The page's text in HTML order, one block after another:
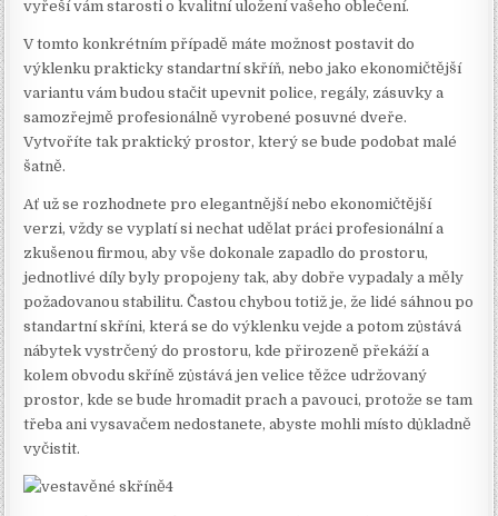
vyřeší vám starosti o kvalitní uložení vašeho oblečení.
V tomto konkrétním případě máte možnost postavit do
výklenku prakticky standartní skříň, nebo jako ekonomičtější
variantu vám budou stačit upevnit police, regály, zásuvky a
samozřejmě profesionálně vyrobené posuvné dveře.
Vytvoříte tak praktický prostor, který se bude podobat malé
šatně.
Ať už se rozhodnete pro elegantnější nebo ekonomičtější
verzi, vždy se vyplatí si nechat udělat práci profesionální a
zkušenou firmou, aby vše dokonale zapadlo do prostoru,
jednotlivé díly byly propojeny tak, aby dobře vypadaly a měly
požadovanou stabilitu. Častou chybou totiž je, že lidé sáhnou po
standartní skříni, která se do výklenku vejde a potom zůstává
nábytek vystrčený do prostoru, kde přirozeně překáží a
kolem obvodu skříně zůstává jen velice těžce udržovaný
prostor, kde se bude hromadit prach a pavouci, protože se tam
třeba ani vysavačem nedostanete, abyste mohli místo důkladně
vyčistit.